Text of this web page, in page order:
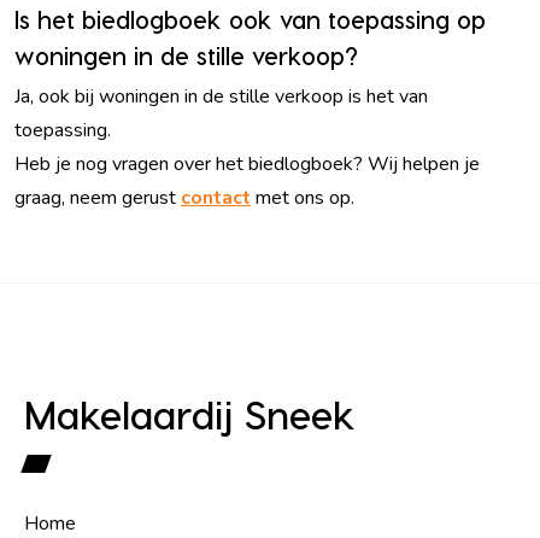
Is het biedlogboek ook van toepassing op
woningen in de stille verkoop?
Ja, ook bij woningen in de stille verkoop is het van
toepassing.
Heb je nog vragen over het biedlogboek? Wij helpen je
graag, neem gerust contact met ons op.
Makelaardij Sneek
Home